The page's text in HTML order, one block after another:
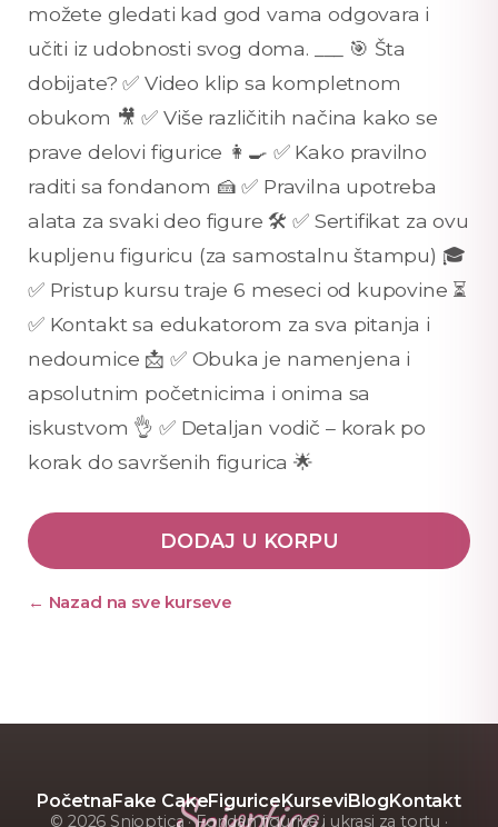
možete gledati kad god vama odgovara i
učiti iz udobnosti svog doma. ___ 🎯 Šta
dobijate? ✅ Video klip sa kompletnom
obukom 🎥 ✅ Više različitih načina kako se
prave delovi figurice 👩‍🍳 ✅ Kako pravilno
raditi sa fondanom 🍰 ✅ Pravilna upotreba
alata za svaki deo figure 🛠️ ✅ Sertifikat za ovu
kupljenu figuricu (za samostalnu štampu) 🎓
✅ Pristup kursu traje 6 meseci od kupovine ⏳
✅ Kontakt sa edukatorom za sva pitanja i
nedoumice 📩 ✅ Obuka je namenjena i
apsolutnim početnicima i onima sa
iskustvom 👌 ✅ Detaljan vodič – korak po
korak do savršenih figurica 🌟
DODAJ U KORPU
← Nazad na sve kurseve
Snjoptica
PočetnaFake CakeFiguriceKurseviBlogKontakt
© 2026 Snjoptica · Fondan figurice i ukrasi za tortu ·